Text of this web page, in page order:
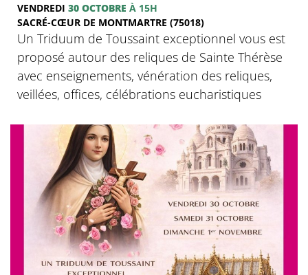
VENDREDI 30 OCTOBRE À 15H
SACRÉ-CŒUR DE MONTMARTRE (75018)
Un Triduum de Toussaint exceptionnel vous est
proposé autour des reliques de Sainte Thérèse
avec enseignements, vénération des reliques,
veillées, offices, célébrations eucharistiques